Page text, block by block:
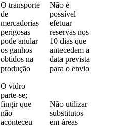
O transporte
de
mercadorias
perigosas
pode anular
os ganhos
obtidos na
produção
Não é
possível
efetuar
reservas nos
10 dias que
antecedem a
data prevista
para o envio
O vidro
parte-se;
fingir que
não
aconteceu
Não utilizar
substitutos
em áreas